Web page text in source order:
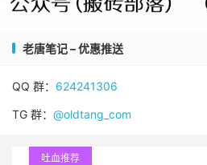
老唐笔记 – 优惠推送
QQ 群： 624241306
TG 群： @oldtang_com
吐血推荐